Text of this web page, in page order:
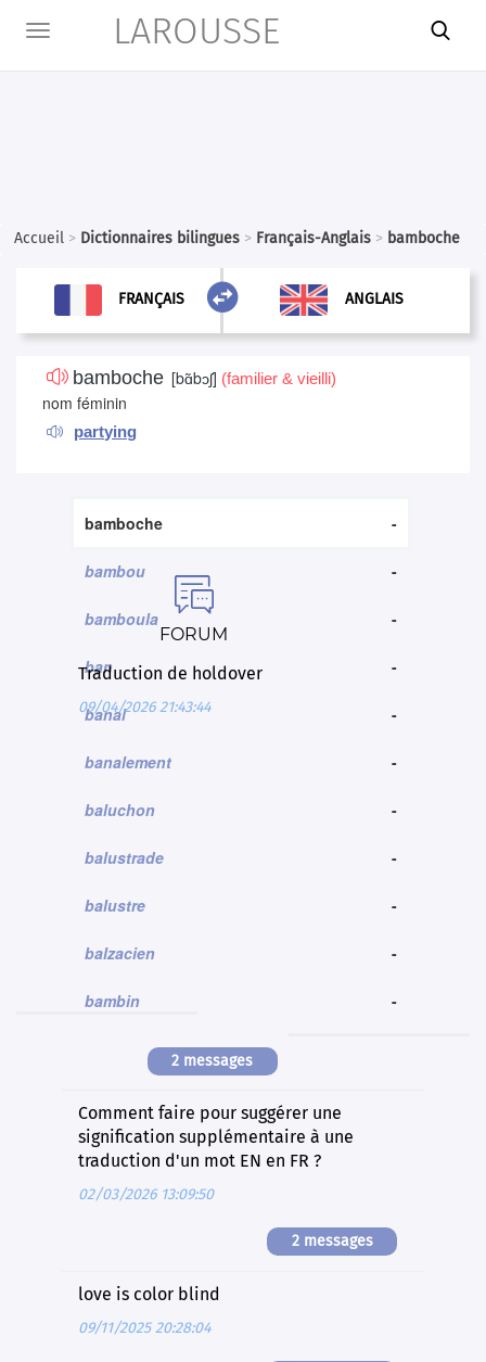
Toggle
LAROUSSE 
Accueil > Dictionnaires bilingues > Français-Anglais > bamboche
FRANÇAIS  ANGLAIS
FRANÇAIS
bamboche [bɑ̃bɔʃ] (familier & vieilli)
nom féminin
partying
bamboche -
bambou -
bamboula -
ban -
banal -
banalement -
baluchon -
balustrade -
balustre -
balzacien -
bambin -

FORUM
Traduction de holdover
09/04/2026 21:43:44
2 messages
Comment faire pour suggérer une
signification supplémentaire à une
traduction d'un mot EN en FR ?
02/03/2026 13:09:50
2 messages
love is color blind
09/11/2025 20:28:04